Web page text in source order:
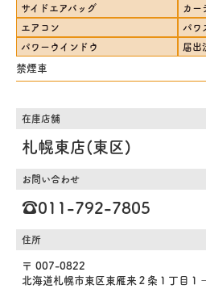
サイドエアバッグ
カー
エアコン
パワ
パワーウインドウ
届出
禁煙車
在庫店舗
札幌東店(東区)
お問い合わせ
☎️011-792-7805
住所
〒 007-0822
北海道札幌市東区東雁来２条１丁目１